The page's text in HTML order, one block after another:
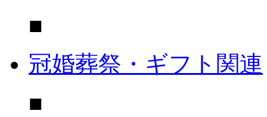
■
冠婚葬祭・ギフト関連
■